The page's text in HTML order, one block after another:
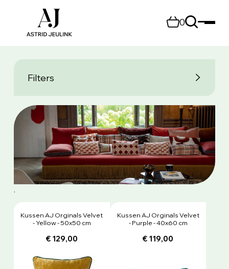
0
Filters
.
Kussen AJ Orginals Velvet
- Yellow - 50x50 cm
€ 129,00
Kussen AJ Orginals Velvet
- Purple - 40x60 cm
€ 119,00